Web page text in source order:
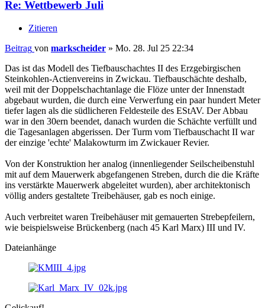
Re: Wettbewerb Juli
Zitieren
Beitrag von markscheider » Mo. 28. Jul 25 22:34
Das ist das Modell des Tiefbauschachtes II des Erzgebirgischen
Steinkohlen-Actienvereins in Zwickau. Tiefbauschächte deshalb,
weil mit der Doppelschachtanlage die Flöze unter der Innenstadt
abgebaut wurden, die durch eine Verwerfung ein paar hundert Meter
tiefer lagen als die südlicheren Feldesteile des EStAV. Der Abbau
war in den 30ern beendet, danach wurden die Schächte verfüllt und
die Tagesanlagen abgerissen. Der Turm vom Tiefbauschacht II war
der einzige 'echte' Malakowturm im Zwickauer Revier.
Von der Konstruktion her analog (innenliegender Seilscheibenstuhl
mit auf dem Mauerwerk abgefangenen Streben, durch die die Kräfte
ins verstärkte Mauerwerk abgeleitet wurden), aber architektonisch
völlig anders gestaltete Treibehäuser, gab es noch einige.
Auch verbreitet waren Treibehäuser mit gemauerten Strebepfeilern,
wie beispielsweise Brückenberg (nach 45 Karl Marx) III und IV.
Dateianhänge